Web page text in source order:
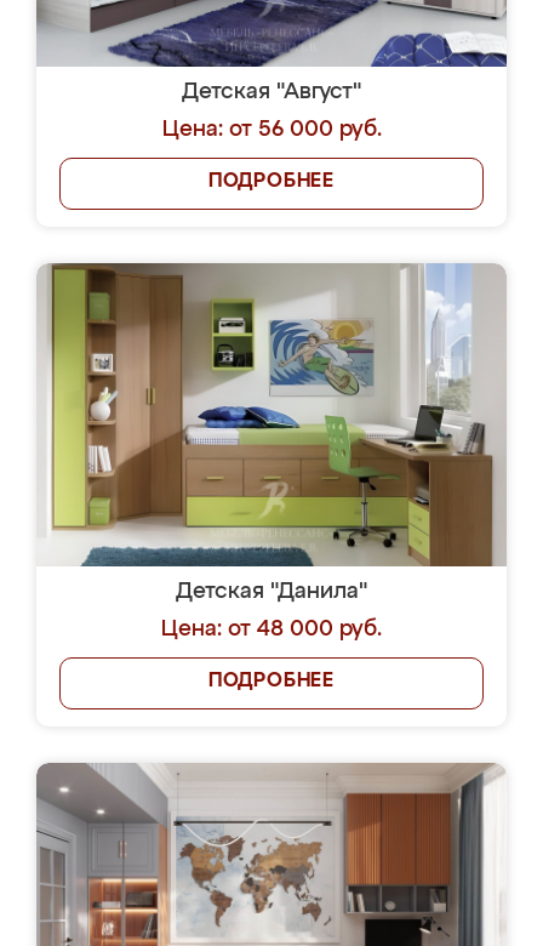
Детская "Август"
Цена: от 56 000 руб.
ПОДРОБНЕЕ
Детская "Данила"
Цена: от 48 000 руб.
ПОДРОБНЕЕ